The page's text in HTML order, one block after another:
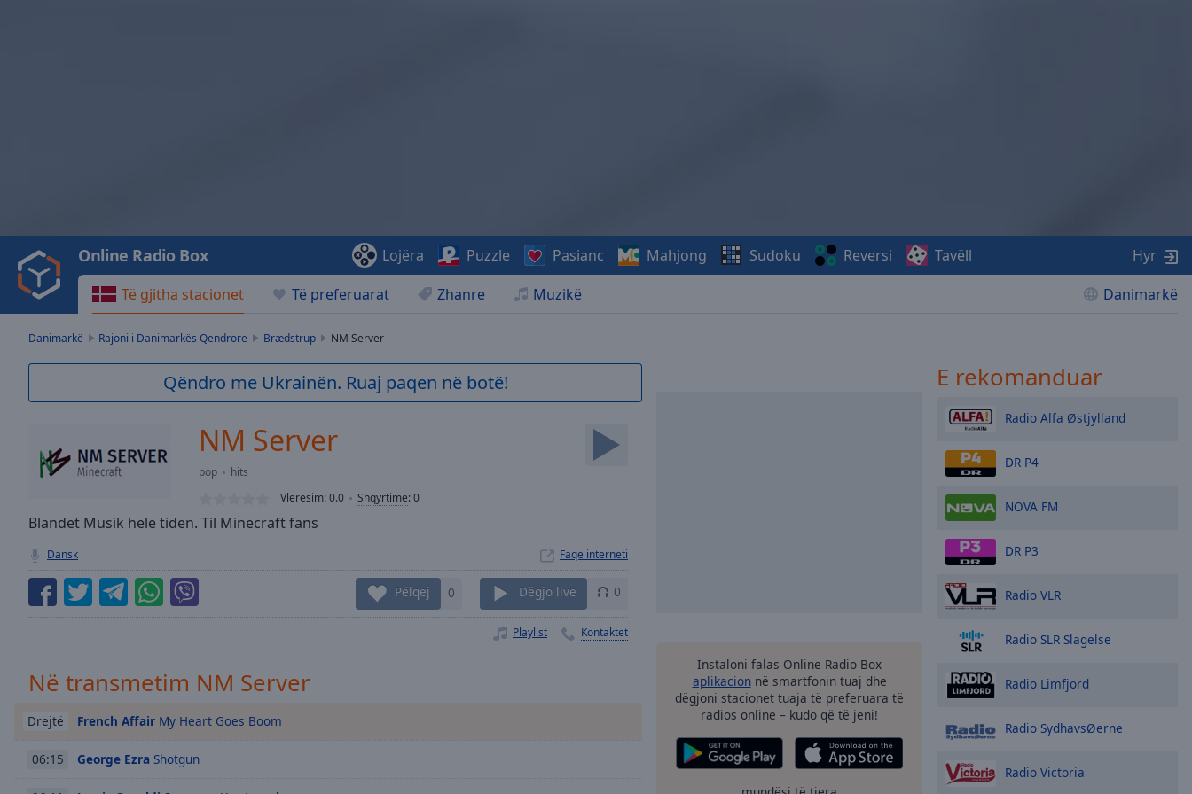
Video
Play
Backward
Skip
Current
TypeLIVE
live,
currently
behind
LIVE
Remaining
Playback
Rate
Chapters
Të gjitha stacionet Të preferuarat Zhanre Muzikë Danimarkë
Online Radio Box Lojëra Puzzle Pasianc Mahjong Sudoku Reversi Tavëll Hyr
Danimarkë Rajoni i Danimarkës Qendrore Brædstrup NM Server
Qëndro me Ukrainën. Ruaj paqen në botë!
NM Server
pop
hits
Vlerësim:0.0 Shqyrtime:0
Blandet Musik hele tiden. Til Minecraft fans
Dansk Faqe interneti
Pëlqej 0 Dëgjo live 0
Playlist Kontaktet
Në transmetim NM Server
Drejtë French Affair My Heart Goes Boom
06:15 George Ezra Shotgun
Instaloni falas Online Radio Box
aplikacionnë smartfonin tuaj dhe
dëgjoni stacionet tuaja të preferuara të
radios online – kudo që të jeni!
E rekomanduar
Radio Alfa Østjylland
DR P4
NOVA FM
DR P3
Radio VLR
Radio SLR Slagelse
Radio Limfjord
Radio SydhavsØerne
Radio Victoria